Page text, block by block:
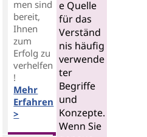
men sind
bereit,
Ihnen
zum
Erfolg zu
verhelfen
!
Mehr
Erfahren
>
e Quelle
für das
Verständ
nis häufig
verwende
ter
Begriffe
und
Konzepte.
Wenn Sie